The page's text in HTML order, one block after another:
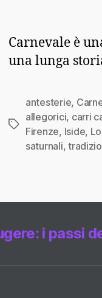
Carnevale è
una lunga
Tag
antesterie,
allegorici, carri
Firenze, Iside,
saturnali,
i passi